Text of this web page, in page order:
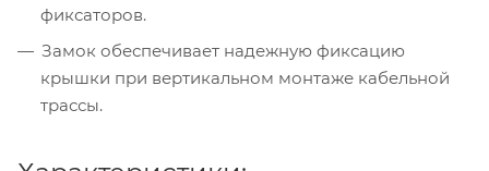
фиксаторов.
Замок обеспечивает надежную фиксацию
крышки при вертикальном монтаже кабельной
трассы.